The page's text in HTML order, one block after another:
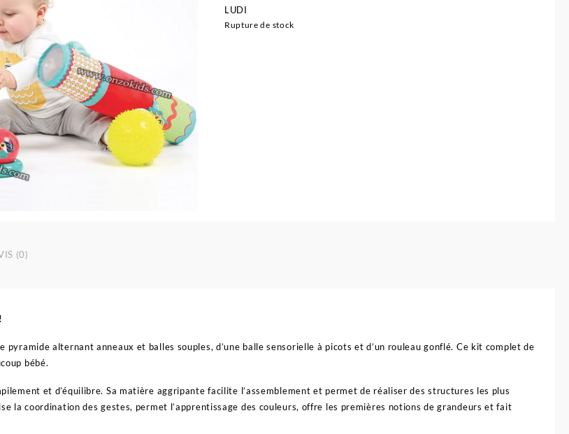
LUDI
Rupture de stock
(0)
pyramide alternant anneaux et balles souples, d’une balle sensorielle à picots et d’un rouleau gonflé. Ce kit complet de
bébé.
et d’équilibre. Sa matière aggripante facilite l’assemblement et permet de réaliser des structures les plus
la coordination des gestes, permet l’apprentissage des couleurs, offre les premières notions de grandeurs et fait